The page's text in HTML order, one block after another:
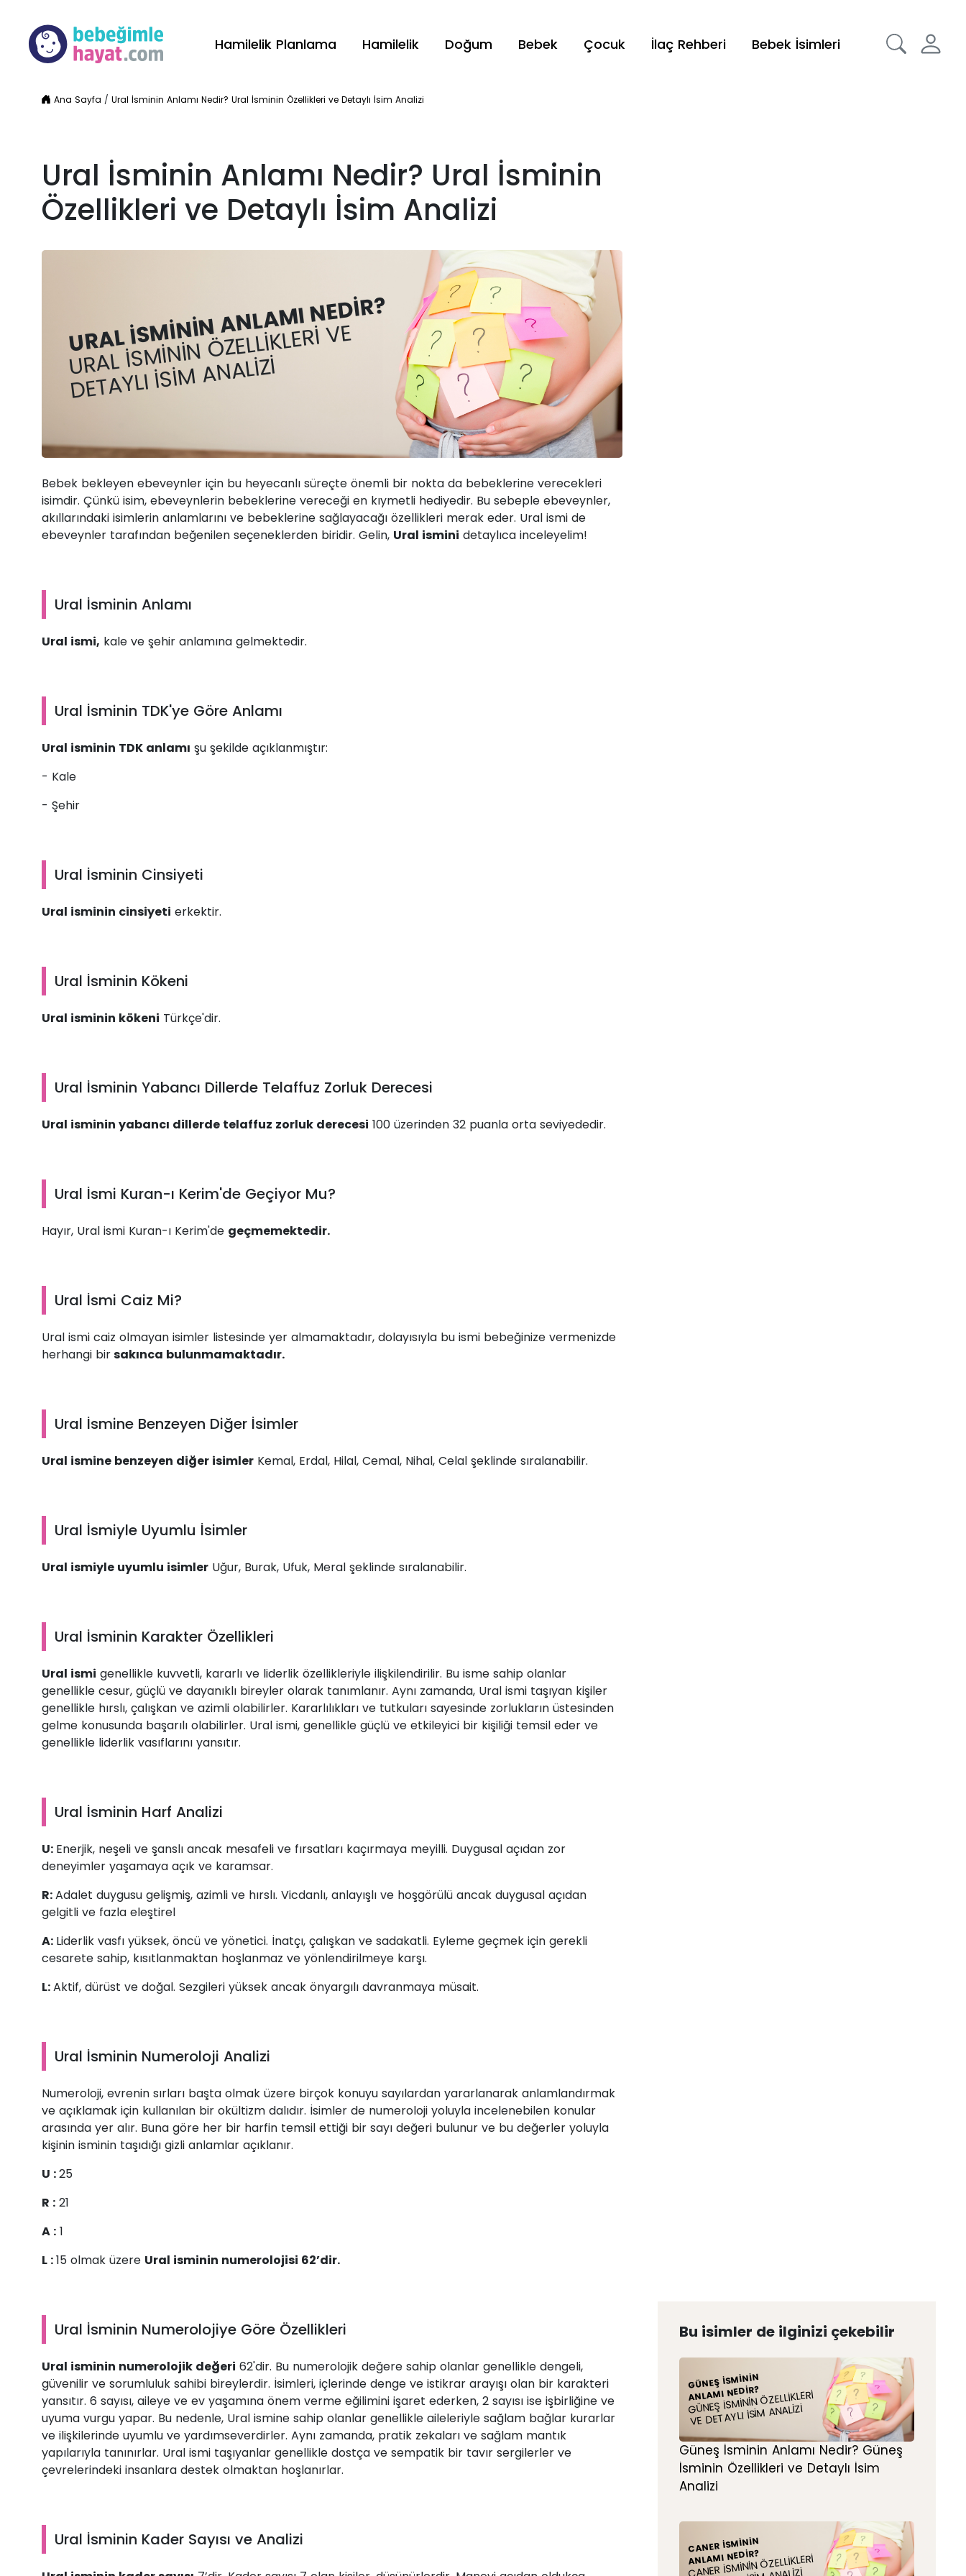
Hamilelik Planlama Hamilelik Doğum Bebek Çocuk İlaç Rehberi Bebek İsimleri
Ana Sayfa /Ural İsminin Anlamı Nedir? Ural İsminin Özellikleri ve Detaylı İsim Analizi
Ural İsminin Anlamı Nedir? Ural İsminin
Özellikleri ve Detaylı İsim Analizi
URAL İSMININ ANLAMI NEDIR?
URAL İSMININ ÖZELLIKLERI VE
DETAYLI İSIM ANALIZI
Bebek bekleyen ebeveynler için bu heyecanlı süreçte önemli bir nokta da bebeklerine verecekleri
isimdir. Çünkü isim, ebeveynlerin bebeklerine vereceği en kıymetli hediyedir. Bu sebeple ebeveynler,
akıllarındaki isimlerin anlamlarını ve bebeklerine sağlayacağı özellikleri merak eder. Ural ismi de
ebeveynler tarafından beğenilen seçeneklerden biridir. Gelin, Ural ismini detaylıca inceleyelim!
Ural İsminin Anlamı
Ural ismi, kale ve şehir anlamına gelmektedir.
Ural İsminin TDK'ye Göre Anlamı
Ural isminin TDK anlamı şu şekilde açıklanmıştır:
- Kale
- Şehir
Ural İsminin Cinsiyeti
Ural isminin cinsiyeti erkektir.
Ural İsminin Kökeni
Ural isminin kökeni Türkçe'dir.
Ural İsminin Yabancı Dillerde Telaffuz Zorluk Derecesi
Ural isminin yabancı dillerde telaffuz zorluk derecesi 100 üzerinden 32 puanla orta seviyededir.
Ural İsmi Kuran-ı Kerim'de Geçiyor Mu?
Hayır, Ural ismi Kuran-ı Kerim'de geçmemektedir.
Ural İsmi Caiz Mi?
Ural ismi caiz olmayan isimler listesinde yer almamaktadır, dolayısıyla bu ismi bebeğinize vermenizde
herhangi birsakınca bulunmamaktadır.
Ural İsmine Benzeyen Diğer İsimler
Ural ismine benzeyen diğer isimler Kemal, Erdal, Hilal, Cemal, Nihal, Celal şeklinde sıralanabilir.
Ural İsmiyle Uyumlu İsimler
Ural ismiyle uyumlu isimler Uğur, Burak, Ufuk, Meral şeklinde sıralanabilir.
Ural İsminin Karakter Özellikleri
Ural ismi genellikle kuvvetli, kararlı ve liderlik özellikleriyle ilişkilendirilir. Bu isme sahip olanlar
genellikle cesur, güçlü ve dayanıklı bireyler olarak tanımlanır. Aynı zamanda, Ural ismi taşıyan kişiler
genellikle hırslı, çalışkan ve azimli olabilirler. Kararlılıkları ve tutkuları sayesinde zorlukların üstesinden
gelme konusunda başarılı olabilirler. Ural ismi, genellikle güçlü ve etkileyici bir kişiliği temsil eder ve
genellikle liderlik vasıflarını yansıtır.
Ural İsminin Harf Analizi
U: Enerjik, neşeli ve şanslı ancak mesafeli ve fırsatları kaçırmaya meyilli. Duygusal açıdan zor
deneyimler yaşamaya açık ve karamsar.
R:Adalet duygusu gelişmiş, azimli ve hırslı. Vicdanlı, anlayışlı ve hoşgörülü ancak duygusal açıdan
gelgitli ve fazla eleştirel
A: Liderlik vasfı yüksek, öncü ve yönetici. İnatçı, çalışkan ve sadakatli. Eyleme geçmek için gerekli
cesarete sahip, kısıtlanmaktan hoşlanmaz ve yönlendirilmeye karşı.
L:Aktif, dürüst ve doğal. Sezgileri yüksek ancak önyargılı davranmaya müsait.
Ural İsminin Numeroloji Analizi
Numeroloji, evrenin sırları başta olmak üzere birçok konuyu sayılardan yararlanarak anlamlandırmak
ve açıklamak için kullanılan bir okültizm dalıdır. İsimler de numeroloji yoluyla incelenebilen konular
arasında yer alır. Buna göre her bir harfin temsil ettiği bir sayı değeri bulunur ve bu değerler yoluyla
kişinin isminin taşıdığı gizli anlamlar açıklanır.
U :25
R : 21
A : 1
L :15 olmak üzere Ural isminin numerolojisi 62’dir.
Ural İsminin Numerolojiye Göre Özellikleri
Ural isminin numerolojik değeri 62'dir. Bu numerolojik değere sahip olanlar genellikle dengeli,
güvenilir ve sorumluluk sahibi bireylerdir. İsimleri, içlerinde denge ve istikrar arayışı olan bir karakteri
yansıtır. 6 sayısı, aileye ve ev yaşamına önem verme eğilimini işaret ederken, 2 sayısı ise işbirliğine ve
uyuma vurgu yapar. Bu nedenle, Ural ismine sahip olanlar genellikle aileleriyle sağlam bağlar kurarlar
ve ilişkilerinde uyumlu ve yardımseverdirler. Aynı zamanda, pratik zekaları ve sağlam mantık
yapılarıyla tanınırlar. Ural ismi taşıyanlar genellikle dostça ve sempatik bir tavır sergilerler ve
çevrelerindeki insanlara destek olmaktan hoşlanırlar.
Ural İsminin Kader Sayısı ve Analizi
Bu isimler de ilginizi çekebilir
GÜNEŞ İSMININ
ANLAMI NEDIR?
GÜNEŞ İSMININ ÖZELLIKLERI
VE DETAYLI İSIM ANALIZI
Güneş İsminin Anlamı Nedir? Güneş
İsminin Özellikleri ve Detaylı İsim
Analizi
CANER İSMININ
ANLAMI NEDIR?
CANER İSMININ ÖZELLIKLERI